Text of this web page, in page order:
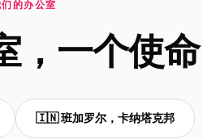
的办公室
，一个使命
🇮🇳 班加罗尔，卡纳塔克邦